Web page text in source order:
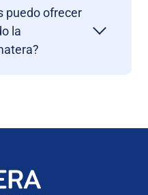
puedo ofrecer
la